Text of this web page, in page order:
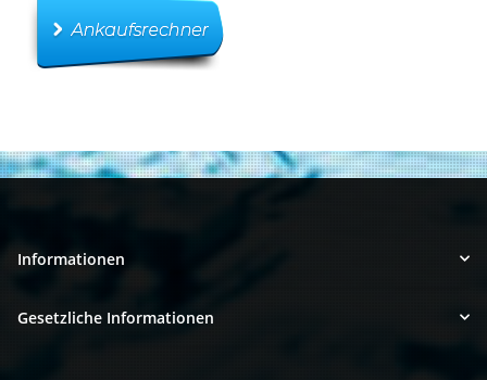
Informationen
Gesetzliche Informationen